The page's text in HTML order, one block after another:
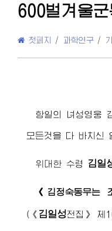
600벌겨울
첫페지 / 과학연구 /
항일의 녀성영웅
모든것을 다 바치신
위대한 수령 김일
《 김정숙동무는
( 《 김일성전집》 제